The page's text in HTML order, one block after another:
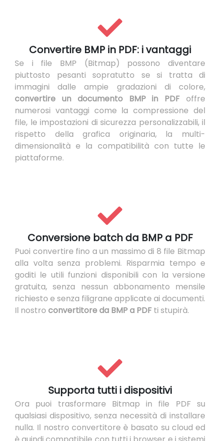
Convertire BMP in PDF: i vantaggi
Se i file BMP (Bitmap) possono diventare
piuttosto pesanti sopratutto se si tratta di
immagini dalle ampie gradazioni di colore,
convertire un documento BMP in PDF offre
numerosi vantaggi come la compressione del
file, le impostazioni di sicurezza personalizzabili, il
rispetto della grafica originaria, la multi-
dimensionalità e la compatibilità con tutte le
piattaforme.
Conversione batch da BMP a PDF
Puoi convertire fino a un massimo di 8 file Bitmap
alla volta senza problemi. Risparmia tempo e
goditi le utili funzioni disponibili con la versione
gratuita, senza nessun abbonamento mensile
richiesto e senza filigrane applicate ai documenti.
Il nostro convertitore da BMP a PDF ti stupirà.
Supporta tutti i dispositivi
Ora puoi trasformare Bitmap in file PDF su
qualsiasi dispositivo, senza necessità di installare
nulla. Il nostro convertitore è basato su cloud ed